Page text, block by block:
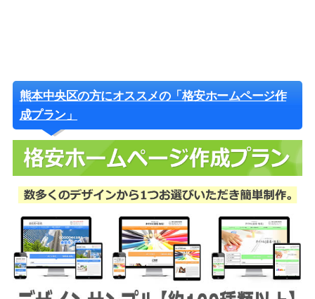
熊本中央区の方にオススメの「格安ホームページ作
成プラン」